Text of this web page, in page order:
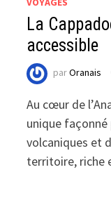
La
accessible
parOranais
Au cœur de
unique façonné
volcaniques et
territoire, riche